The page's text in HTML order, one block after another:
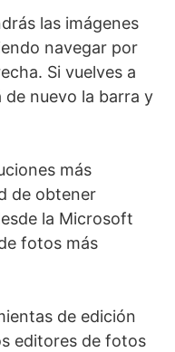
las imágenes
navegar por
Si vuelves a
de nuevo la barra y
más
de obtener
la Microsoft
fotos más
de edición
editores de fotos